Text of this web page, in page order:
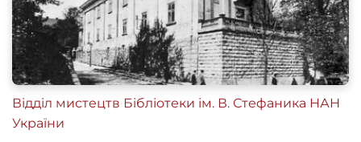
Відділ мистецтв Бібліотеки ім. В. Стефаника НАН
України